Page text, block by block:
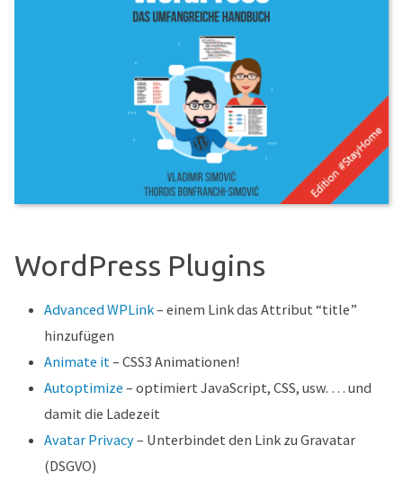
WordPress Plugins
Advanced WPLink– einem Link das Attribut “title”
hinzufügen
Animate it – CSS3 Animationen!
Autoptimize – optimiert JavaScript, CSS, usw. … und
damit die Ladezeit
Avatar Privacy– Unterbindet den Link zu Gravatar
(DSGVO)